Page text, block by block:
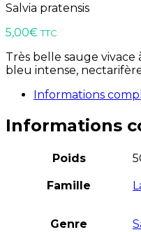
Salvia pratensis
5,00€ TTC
Très belle sauge vivace
bleu intense,
Informations
Informations
Poids
Famille
Genre